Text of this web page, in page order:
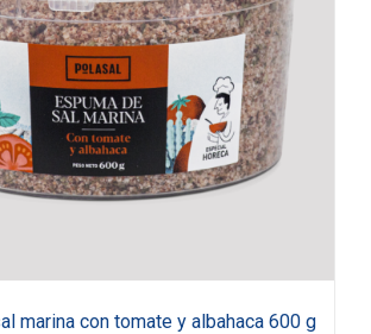
marina con tomate y albahaca 600 g